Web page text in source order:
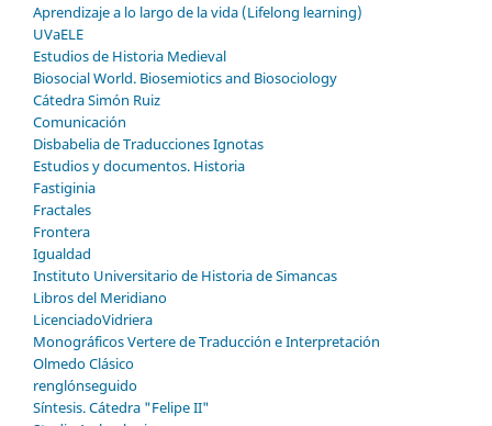
Aprendizaje a lo largo de la vida (Lifelong learning)
UVaELE
Estudios de Historia Medieval
Biosocial World. Biosemiotics and Biosociology
Cátedra Simón Ruiz
Comunicación
Disbabelia de Traducciones Ignotas
Estudios y documentos. Historia
Fastiginia
Fractales
Frontera
Igualdad
Instituto Universitario de Historia de Simancas
Libros del Meridiano
LicenciadoVidriera
Monográficos Vertere de Traducción e Interpretación
Olmedo Clásico
renglónseguido
Síntesis. Cátedra "Felipe II"